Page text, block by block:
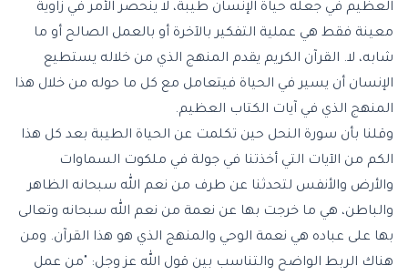
العظيم في جعله حياة الإنسان طيبة، لا ينحصر الأمر في زاوية
معينة فقط هي عملية التفكير بالآخرة أو بالعمل الصالح أو ما
شابه، لا. القرآن الكريم يقدم المنهج الذي من خلاله يستطيع
الإنسان أن يسير في الحياة فيتعامل مع كل ما حوله من خلال هذا
المنهج الذي في آيات الكتاب العظيم.
وقلنا بأن سورة النحل حين تكلمت عن الحياة الطيبة بعد كل هذا
الكم من الآيات التي أخذتنا في جولة في ملكوت السماوات
والأرض والأنفس لتحدثنا عن طرف من نعم الله سبحانه الظاهر
والباطن، هي ما خرجت بها عن نعمة من نعم الله سبحانه وتعالى
بها على عباده هي نعمة الوحي والمنهج الذي هو هذا القرآن. ومن
هناك الربط الواضح والتناسب بين قول الله عز وجل: " من عمل